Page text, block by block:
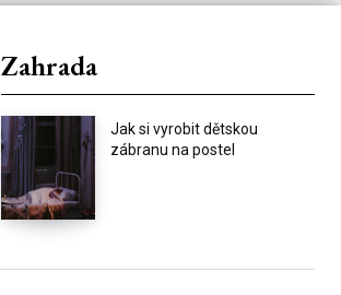
Zahrada
Jak si vyrobit dětskou
zábranu na postel